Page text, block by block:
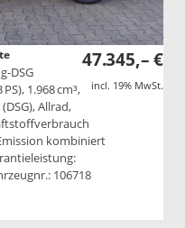
47.345,– €
incl. 19% MwSt.
DSG
1.968 cm³,
Allrad,
kombiniert
106718